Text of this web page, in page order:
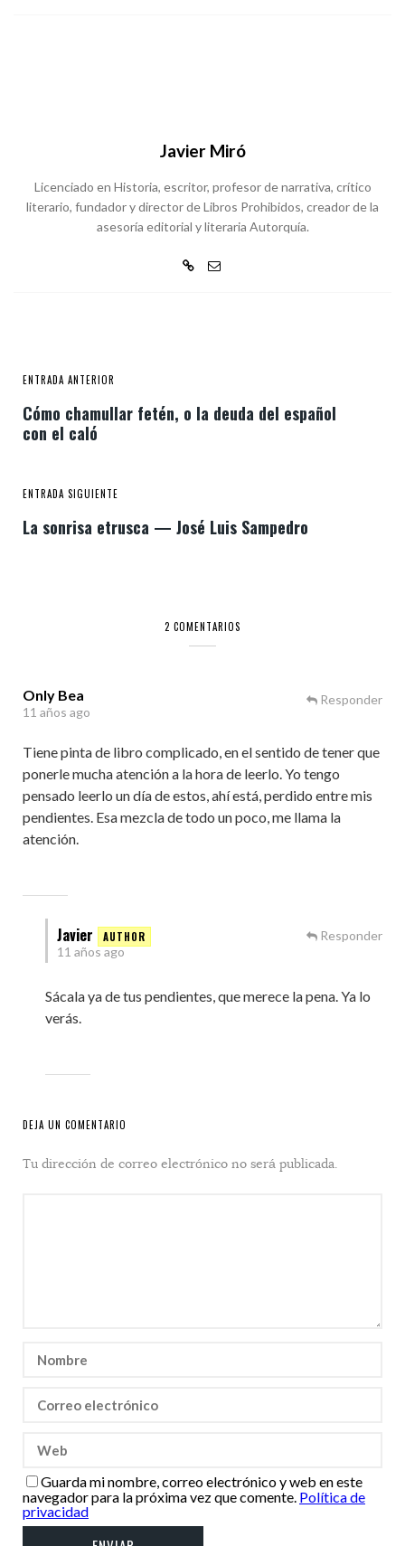
Javier Miró
Licenciado en Historia, escritor, profesor de narrativa, crítico
literario, fundador y director de Libros Prohibidos, creador de la
asesoría editorial y literaria Autorquía.
ENTRADA ANTERIOR
Cómo chamullar fetén, o la deuda del español
con el caló
ENTRADA SIGUIENTE
La sonrisa etrusca — José Luis Sampedro
2 COMENTARIOS
Only Bea
11 años ago
Tiene pinta de libro complicado, en el sentido de tener que
ponerle mucha atención a la hora de leerlo. Yo tengo
pensado leerlo un día de estos, ahí está, perdido entre mis
pendientes. Esa mezcla de todo un poco, me llama la
atención.
Responder
Javier
11 años ago
Sácala ya de tus pendientes, que merece la pena. Ya lo
verás.
Responder
DEJA UN COMENTARIO
Tu dirección de correo electrónico no será publicada.
Guarda mi nombre, correo electrónico y web en este
navegador para la próxima vez que comente. Política de
privacidad